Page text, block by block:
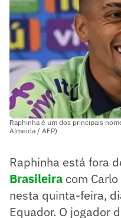
Raphinha é um dos principais
Almeida / AFP)
Raphinha está fora
Brasileira com
nesta quinta-feira,
Equador. O jogador